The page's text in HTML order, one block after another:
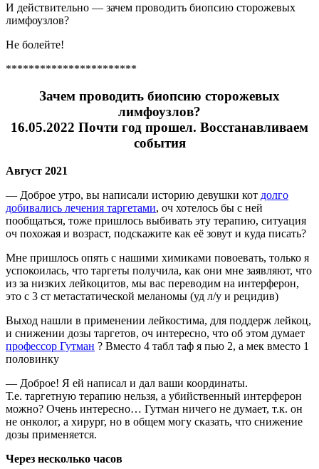
И действительно — зачем проводить биопсию сторожевых
лимфоузлов?
Не болейте!
***********************
Зачем проводить биопсию сторожевых
лимфоузлов?
16.05.2022 Почти год прошел. Восстанавливаем
события
Август 2021
— Доброе утро, вы написали историю девушки кот долго
добивались лечения таргетами, оч хотелось бы с ней
пообщаться, тоже пришлось выбивать эту терапию, ситуация
оч похожая и возраст, подскажите как её зовут и куда писать?
Мне пришлось опять с нашими химиками повоевать, только я
успокоилась, что таргеты получила, как они мне заявляют, что
из за низких лейкоцитов, мы вас переводим на интерферон,
это с 3 ст метастатической меланомы (уд л/у и рецидив)
Выход нашли в применении лейкостима, для поддерж лейкоц,
и снижении дозы таргетов, оч интересно, что об этом думает
профессор Гутман ? Вместо 4 табл таф я пью 2, а мек вместо 1
половинку
— Доброе! Я ей написал и дал ваши координаты.
Т.е. таргетную терапию нельзя, а убийственный интерферон
можно? Очень интересно… Гутман ничего не думает, т.к. он
не онколог, а хирург, но в общем могу сказать, что снижение
дозы применяется.
Через несколько часов